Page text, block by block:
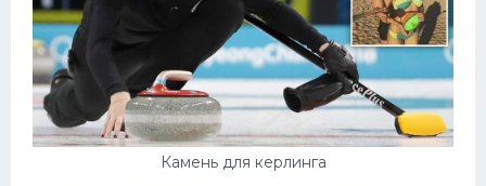
Камень для керлинга